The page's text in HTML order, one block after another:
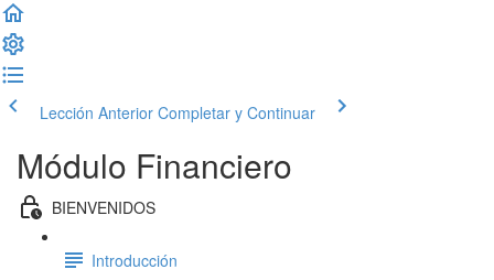
Lección Anterior Completar y Continuar
Módulo Financiero
BIENVENIDOS
Introducción